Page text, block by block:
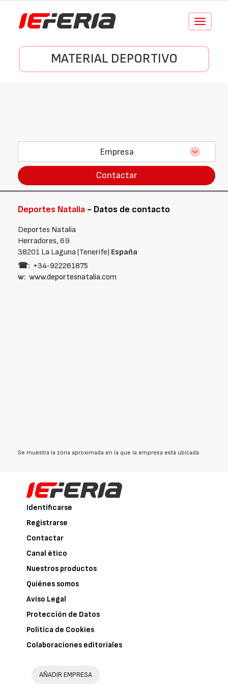
Conmutar
MATERIAL DEPORTIVO
Empresa
Contactar
Deportes Natalia - Datos de contacto
Deportes Natalia
Herradores, 69
38201 La Laguna (Tenerife) España
☎: +34‑922261875
w: www.deportesnatalia.com
Se muestra la zona aproximada en la que la empresa está ubicada.
Identificarse
Registrarse
Contactar
Canal ético
Nuestros productos
Quiénes somos
Aviso Legal
Protección de Datos
Política de Cookies
Colaboraciones editoriales
AÑADIR EMPRESA